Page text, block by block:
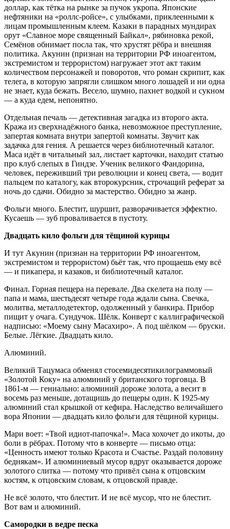
доллар, как тётка на рынке за пучок укропа. Японские
нефтяники на «роллс-ройсе», с улыбками, приклеенными к
лицам промышленным клеем. Казаки в парадных мундирах
орут «Славное море священный Байкал», рябиновка рекой,
Семёнов обнимает посла так, что хрустят рёбра и внешняя
политика. Акунин (признан на территории РФ иноагентом,
экстремистом и террористом) нагружает этот акт таким
количеством персонажей и поворотов, что роман скрипит, как
телега, в которую запрягли слишком много лошадей и ни одна
не знает, куда бежать. Весело, шумно, пахнет водкой и сукном
— а куда едем, непонятно.
Отдельная печаль — детективная загадка из второго акта.
Кража из сверхнадёжного банка, невозможное преступление,
запертая комната внутри запертой комнаты. Звучит как
задачка для гения. А решается через библиотечный каталог.
Маса идёт в читальный зал, листает карточки, находит статью
про клуб слепых в Гиндзе. Ученик великого Фандорина,
человек, переживший три революции и конец света, — водит
пальцем по каталогу, как второкурсник, строчащий реферат за
ночь до сдачи. Обидно за мастерство. Обидно за жанр.
Фольги много. Блестит, шуршит, разворачивается эффектно.
Кусаешь — зуб проваливается в пустоту.
Двадцать кило фольги для тёщиной курицы
И тут Акунин (признан на территории РФ иноагентом,
экстремистом и террористом) бьёт так, что прощаешь ему всё
— и пикапера, и казаков, и библиотечный каталог.
Финал. Горная пещера на перевале. Два скелета на полу —
папа и мама, шестьдесят четыре года ждали сына. Свечка,
молитва, металлодетектор, одолженный у банкира. Прибор
пищит у очага. Сундучок. Шёлк. Конверт с каллиграфической
надписью: «Моему сыну Масахиро». А под шёлком — бруски.
Белые. Лёгкие. Двадцать кило.
Алюминий.
Великий Тацумаса обменял стосемидесятикилограммовый
«Золотой Коку» на алюминий у британского торговца. В
1861-м — гениально: алюминий дороже золота, а весит в
восемь раз меньше, дотащишь до пещеры один. К 1925-му
алюминий стал крышкой от кефира. Наследство величайшего
вора Японии — двадцать кило фольги для тёщиной курицы.
Мари воет: «Твой идиот-папочка!». Маса хохочет до икоты, до
боли в рёбрах. Потому что в конверте — письмо отца:
«Ценность имеют только Красота и Счастье. Раздай половину
беднякам». И алюминиевый мусор вдруг оказывается дороже
золотого слитка — потому что привёл сына к отцовским
костям, к отцовским словам, к отцовской правде.
Не всё золото, что блестит. И не всё мусор, что не блестит.
Вот вам и алюминий.
Самородки в ведре песка